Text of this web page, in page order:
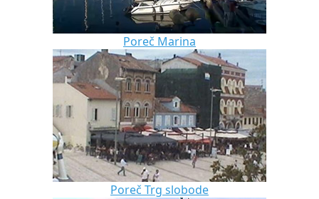
Poreč Marina
Poreč Trg slobode